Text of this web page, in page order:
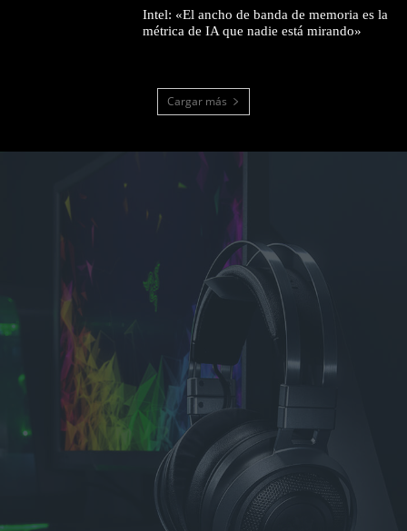
Intel: «El ancho de banda de memoria es la
métrica de IA que nadie está mirando»
Cargar más